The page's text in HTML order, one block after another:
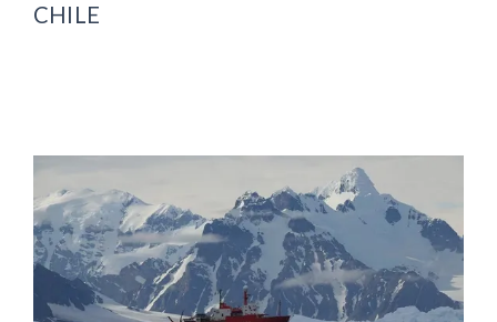
CHILE